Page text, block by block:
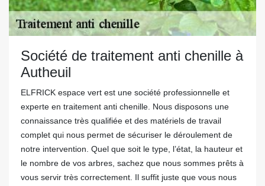
Société de traitement anti chenille à
Autheuil
ELFRICK espace vert est une société professionnelle et
experte en traitement anti chenille. Nous disposons une
connaissance très qualifiée et des matériels de travail
complet qui nous permet de sécuriser le déroulement de
notre intervention. Quel que soit le type, l’état, la hauteur et
le nombre de vos arbres, sachez que nous sommes prêts à
vous servir très correctement. Il suffit juste que vous nous